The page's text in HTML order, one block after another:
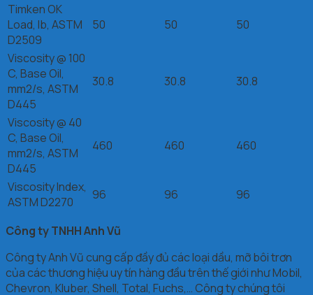
Timken OK
Load, lb, ASTM
D2509
50 50 50
Viscosity @ 100
C, Base Oil,
mm2/s, ASTM
D445
30.8 30.8 30.8
Viscosity @ 40
C, Base Oil,
mm2/s, ASTM
D445
460 460 460
Viscosity Index,
ASTM D2270
96 96 96
Công ty TNHH Anh Vũ
Công ty Anh Vũ cung cấp đầy đủ các loại dầu, mỡ bôi trơn
của các thương hiệu uy tín hàng đầu trên thế giới như Mobil,
Chevron, Kluber, Shell, Total, Fuchs,… Công ty chúng tôi